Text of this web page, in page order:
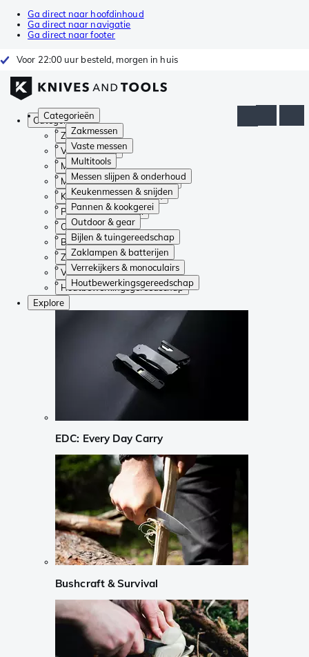
Ga direct naar hoofdinhoud
Ga direct naar navigatie
Ga direct naar footer
Voor 22:00 uur besteld, morgen in huis
Categorieën
Zakmessen
Vaste messen
Multitools
Messen slijpen & onderhoud
Keukenmessen & snijden
Pannen & kookgerei
Outdoor & gear
Bijlen & tuingereedschap
Zaklampen & batterijen
Verrekijkers & monoculairs
Houtbewerkingsgereedschap
Categorieën
Zakmessen
Vaste messen
Multitools
Messen slijpen & onderhoud
Keukenmessen & snijden
Pannen & kookgerei
Outdoor & gear
Bijlen & tuingereedschap
Zaklampen & batterijen
Verrekijkers & monoculairs
Houtbewerkingsgereedschap
Explore
EDC: Every Day Carry
Bushcraft & Survival